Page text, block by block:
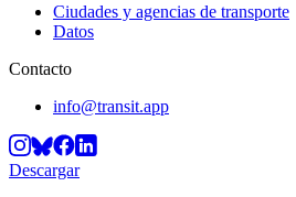
Ciudades y agencias de transporte
Datos
Contacto
info@transit.app
Descargar